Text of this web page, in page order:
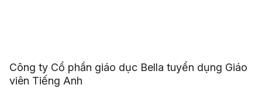
Công ty Cổ phần giáo dục Bella tuyển dụng Giáo
viên Tiếng Anh